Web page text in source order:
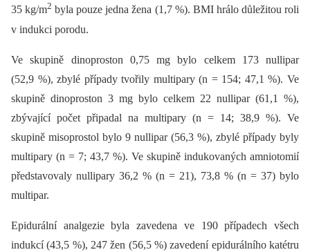
35 kg/m2 byla pouze jedna žena (1,7 %). BMI hrálo důležitou roli
v indukci porodu.
Ve skupině dinoproston 0,75 mg bylo celkem 173 nullipar
(52,9 %), zbylé případy tvořily multipary (n = 154; 47,1 %). Ve
skupině dinoproston 3 mg bylo celkem 22 nullipar (61,1 %),
zbývající počet připadal na multipary (n = 14; 38,9 %). Ve
skupině misoprostol bylo 9 nullipar (56,3 %), zbylé případy byly
multipary (n = 7; 43,7 %). Ve skupině indukovaných amniotomií
představovaly nullipary 36,2 % (n = 21), 73,8 % (n = 37) bylo
multipar.
Epidurální analgezie byla zavedena ve 190 případech všech
indukcí (43,5 %), 247 žen (56,5 %) zavedení epidurálního katétru